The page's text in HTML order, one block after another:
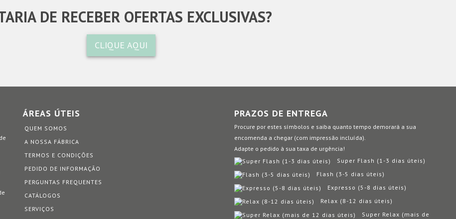
DE RECEBER OFERTAS EXCLUSIVAS?
CLIQUE AQUI
ÁREAS ÚTEIS
QUEM SOMOS
A NOSSA FÁBRICA
TERMOS E CONDIÇÕES
PEDIDO DE INFORMAÇÃO
PERGUNTAS FREQUENTES
CATÁLOGOS
SERVIÇOS
PRAZOS DE ENTREGA
Procure por estes símbolos e saiba quanto tempo demorará a sua
encomenda a chegar (com impressão incluída).
Adapte o pedido à sua taxa de urgência!
Super Flash (1-3 dias úteis)
Flash (3-5 dias úteis)
Expresso (5-8 dias úteis)
Relax (8-12 dias úteis)
Super Relax (mais de